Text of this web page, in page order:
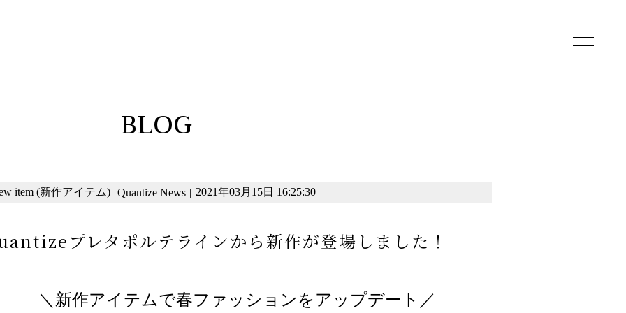
BLOG
item (新作アイテム) Quantize News | 2021年03月15日 16:25:30
プレタポルテラインから新作が登場しました！
＼新作アイテムで春ファッションをアップデート／